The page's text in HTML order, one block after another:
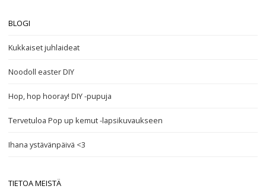
BLOGI
Kukkaiset juhlaideat
Noodoll easter DIY
Hop, hop hooray! DIY -pupuja
Tervetuloa Pop up kemut -lapsikuvaukseen
Ihana ystävänpäivä <3
TIETOA MEISTÄ